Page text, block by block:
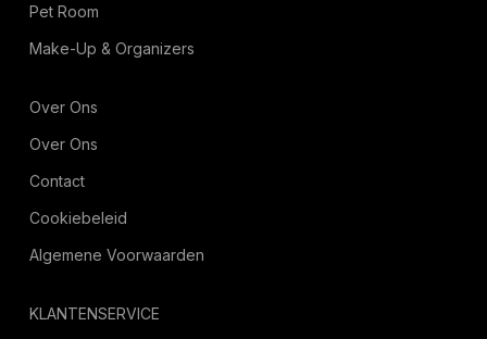
Pet Room
Make-Up & Organizers
Over Ons
Over Ons
Contact
Cookiebeleid
Algemene Voorwaarden
KLANTENSERVICE